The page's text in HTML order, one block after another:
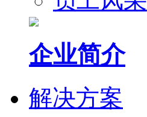
企业简介
解决方案